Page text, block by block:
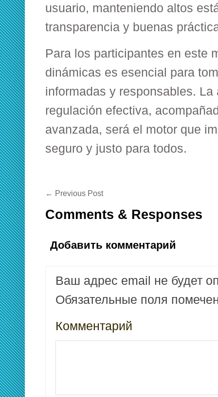
usuario, manteniendo altos
transparencia y buenas
Para los participantes en este
dinámicas es esencial para
informadas y responsables. La
regulación efectiva,
avanzada, será el motor que
seguro y justo para todos.
← Previous Post
Comments & Responses
Добавить комментарий
Ваш адрес email не будет
Обязательные поля
Комментарий